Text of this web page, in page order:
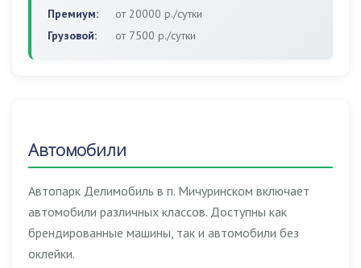
Премиум:
от 20000 р./сутки
Грузовой:
от 7500 р./сутки
Автомобили
Автопарк Делимобиль в п. Мичуринском включает
автомобили различных классов. Доступны как
брендированные машины, так и автомобили без
оклейки.